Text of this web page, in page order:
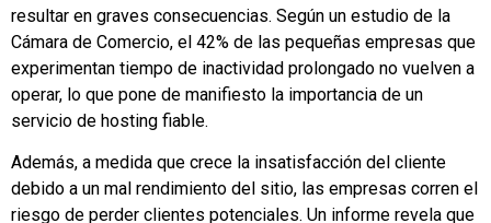
resultar en graves consecuencias. Según un estudio de la
Cámara de Comercio, el 42% de las pequeñas empresas que
experimentan tiempo de inactividad prolongado no vuelven a
operar, lo que pone de manifiesto la importancia de un
servicio de hosting fiable.
Además, a medida que crece la insatisfacción del cliente
debido a un mal rendimiento del sitio, las empresas corren el
riesgo de perder clientes potenciales. Un informe revela que